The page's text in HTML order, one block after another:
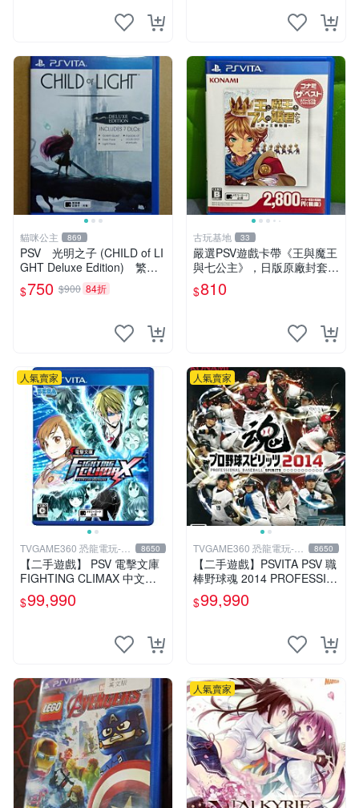
貓咪公主 869
PSV 光明之子 (CHILD of LI
GHT Deluxe Edition) 繁體
中文版 二手品
$750 $900 84折
古玩基地 33
嚴選PSV遊戲卡帶《王與魔王
與七公主》，日版原廠封套，
雙面精美封面，實測暢玩無障
礙。久藏家中，輕微使用痕
估。古董級遊戲限量收
$810
人氣賣家
TVGAME360 恐龍電玩-台
中店
8650
【二手遊戲】 PSV 電擊文庫
FIGHTING CLIMAX 中文版
【台中恐龍電玩】
$99,990
人氣賣家
TVGAME360 恐龍電玩-台
中店
8650
【二手遊戲】PSVITA PSV 職
棒野球魂 2014 PROFESSIO
NAL BASEBALL 2014 日文
版
$99,990
人氣賣家